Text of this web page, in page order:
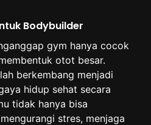
Bodybuilder
gym hanya cocok
otot besar.
berkembang menjadi
hidup sehat secara
tidak hanya bisa
stres, menjaga